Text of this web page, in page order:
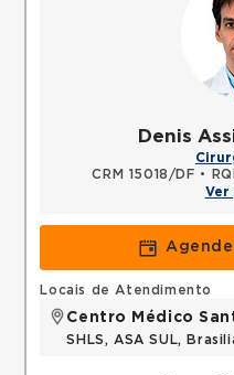
Denis
CRM 15018/DF •
Ver
Locais de Atendimento
Centro Médico
SHLS, ASA SUL,